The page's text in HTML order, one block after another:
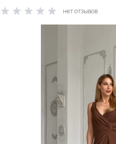
нет отзывов